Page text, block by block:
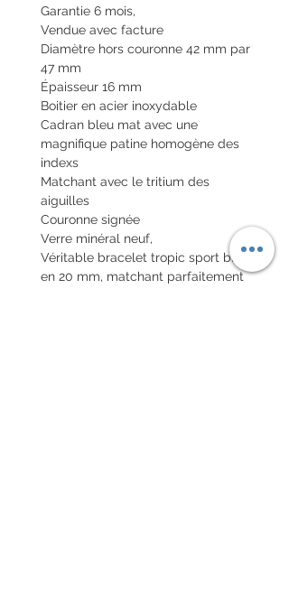
Garantie 6 mois,
Vendue avec facture
Diamètre hors couronne 42 mm par
47 mm
Épaisseur 16 mm
Boitier en acier inoxydable
Cadran bleu mat avec une
magnifique patine homogène des
indexs
Matchant avec le tritium des
aiguilles
Couronne signée
Verre minéral neuf,
Véritable bracelet tropic sport bleu
en 20 mm, matchant parfaitement